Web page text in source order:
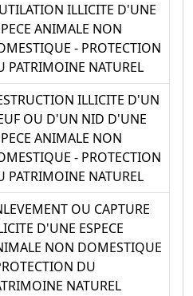
ILLICITE D'UNE
ANIMALE NON
- PROTECTION
PATRIMOINE NATUREL
ILLICITE D'UN
OU D'UN NID D'UNE
ANIMALE NON
- PROTECTION
PATRIMOINE NATUREL
OU CAPTURE
D'UNE ESPECE
NON DOMESTIQUE
DU
NATUREL